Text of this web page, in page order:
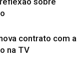
contrato com a
na TV